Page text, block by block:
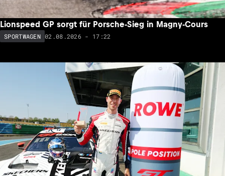
Lionspeed GP sorgt für Porsche-Sieg in Magny-Cours
SPORTWAGEN 02.08.2026 - 17:22